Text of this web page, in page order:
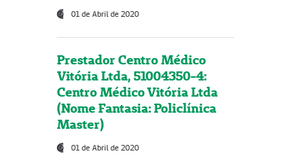
01 de Abril de 2020
Prestador Centro Médico
Vitória Ltda, 51004350-4:
Centro Médico Vitória Ltda
(Nome Fantasia: Policlínica
Master)
01 de Abril de 2020